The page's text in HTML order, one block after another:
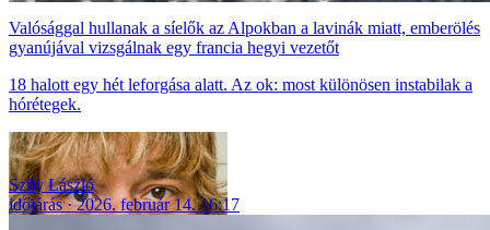
Valósággal hullanak a síelők az Alpokban a lavinák miatt, emberölés
gyanújával vizsgálnak egy francia hegyi vezetőt
18 halott egy hét leforgása alatt. Az ok: most különösen instabilak a
hórétegek.
Szily László
időjárás
2026. február 14. 16:17